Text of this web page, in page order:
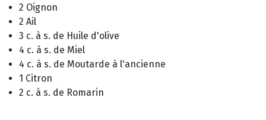
2 Oignon
2 Ail
3 c. à s. de Huile d'olive
4 c. à s. de Miel
4 c. à s. de Moutarde à l'ancienne
1 Citron
2 c. à s. de Romarin